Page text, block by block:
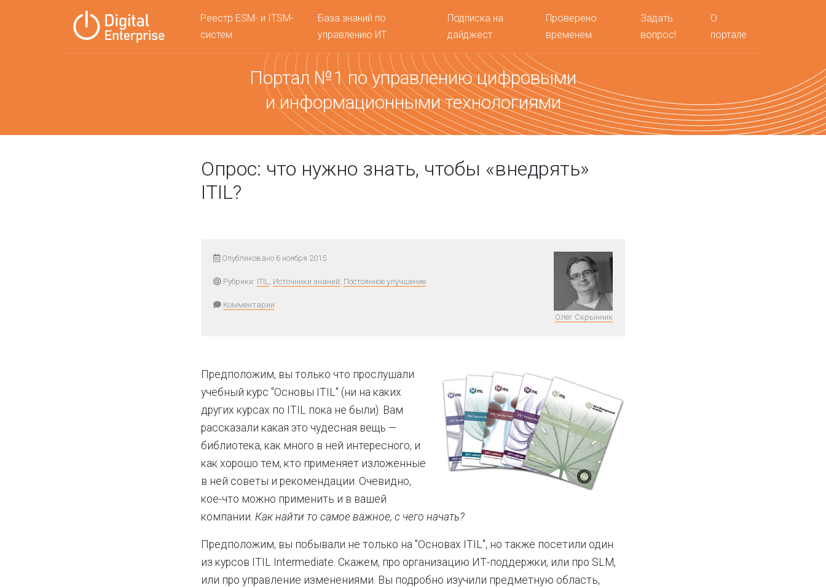
Реестр ESM- и ITSM-
систем
База знаний по
управлению ИТ
Подписка на
дайджест
Проверено
временем
Задать
вопрос!
О
портале
Портал №1 по управлению цифровыми
и информационными технологиями
Опрос: что нужно знать, чтобы «внедрять»
ITIL?
Опубликовано 6 ноября 2015
Рубрики: ITIL, Источники знаний, Постоянное улучшение
Комментарии
Олег Скрынник
Предположим, вы только что прослушали
учебный курс "Основы ITIL" (ни на каких
других курсах по ITIL пока не были). Вам
рассказали какая это чудесная вещь —
библиотека, как много в ней интересного, и
как хорошо тем, кто применяет изложенные
в ней советы и рекомендации. Очевидно,
кое-что можно применить и в вашей
компании. Как найти то самое важное, с чего начать?
Предположим, вы побывали не только на "Основах ITIL", но также посетили один
из курсов ITIL Intermediate. Скажем, про организацию ИТ-поддержки, или про SLM,
или про управление изменениями. Вы подробно изучили предметную область,